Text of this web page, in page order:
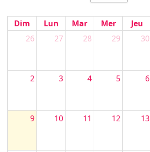
Dim Lun Mar Mer Jeu
26
27 28 29 30
2 3 4 5 6
9 10 11 12 13